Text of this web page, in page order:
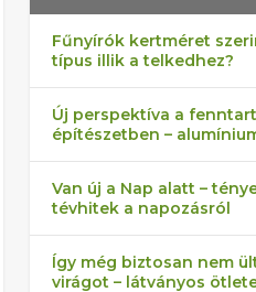
Fűnyírók kertméret
típus illik a telkedhez?
Új perspektíva a
építészetben –
Van új a Nap alatt –
tévhitek a napozásról
Így még biztosan nem
virágot – látványos